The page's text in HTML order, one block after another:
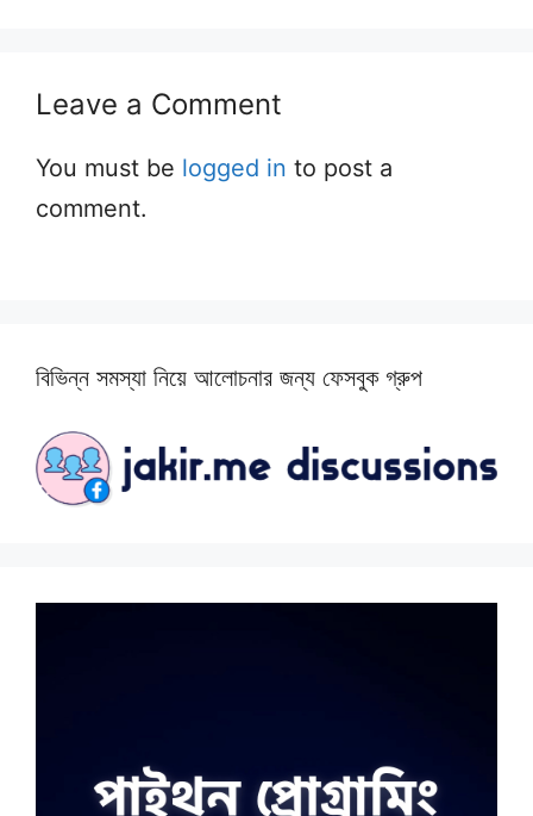
Leave a Comment
You must be logged in to post a
comment.
বিভিন্ন সমস্যা নিয়ে আলোচনার জন্য ফেসবুক গ্রুপ